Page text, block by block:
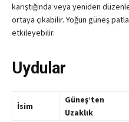
karıştığında veya yeniden
ortaya çıkabilir. Yoğun güneş
etkileyebilir.
Uydular
İsim
Güneş’ten
Uzaklık